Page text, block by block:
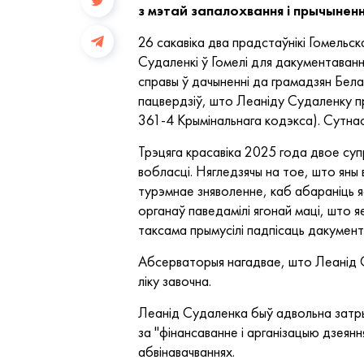
з мэтай запалохвання і
26 сакавіка два прадстаўнікі
Судаленкі ў Гомелі для
справы ў дачыненні да грамадзян
пацвердзіў, што Леаніду Судаленку
361-4 Крымінальнага кодэкса).
Трэцяга красавіка 2025 года двое
вобласці. Нягледзячы на тое, што
турэмнае зняволенне, каб абараніць
органаў паведамілі ягонай маці, што
таксама прымусілі падпісаць
Абсерваторыя нагадвае, што Леанід
ліку завочна.
Леанід Судаленка быў адвольна
за "фінансаванне і арганізацыю
абвінавачваннях.